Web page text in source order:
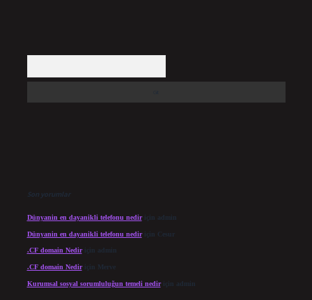
Son yorumlar
Dünyanin en dayanikli telefonu nediriçin admin
Dünyanin en dayanikli telefonu nediriçin Cesur
.CF domain Nediriçin admin
.CF domain Nediriçin Merve
Kurumsal sosyal sorumluluğun temeli nediriçin admin